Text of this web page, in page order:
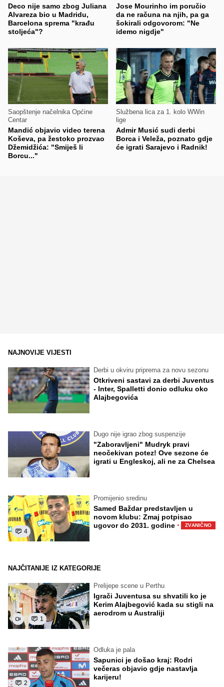
Deco nije samo zbog Juliana
Alvareza bio u Madridu,
Barcelona sprema "krađu
stoljeća"?
Jose Mourinho im poručio
da ne računa na njih, pa ga
šokirali odgovorom: "Ne
idemo nigdje"
Saopštenje načelnika Općine
Centar
Mandić objavio video terena
Koševa, pa žestoko prozvao
Džemidžića: "Smiješ li
Borcu..."
Službena lica za 1. kolo WWin
lige
Admir Musić sudi derbi
Borca i Veleža, poznato gdje
će igrati Sarajevo i Radnik!
NAJNOVIJE VIJESTI
Derbi u okviru priprema za novu sezonu
Otkriveni sastavi za derbi Juventus
- Inter, Spalletti donio odluku oko
Alajbegovića
Dugo nije igrao zbog suspenzije
"Zaboravljeni" Mudryk pravi
neočekivan potez! Ove sezone će
igrati u Engleskoj, ali ne za Chelsea
4
Promijenio sredinu
Samed Baždar predstavljen u
novom klubu: Zmaj potpisao
ugovor do 2031. godine · ZVANIČNO
NAJČITANIJE IZ KATEGORIJE
1
Prelijepe scene u Perthu
Igrači Juventusa su shvatili ko je
Kerim Alajbegović kada su stigli na
aerodrom u Australiji
2
Odluka je pala
Sapunici je došao kraj: Rodri
večeras objavio gdje nastavlja
karijeru!